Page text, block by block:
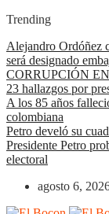
Trending
Alejandro Ordóñez
será designado
CORRUPCIÓN
23 hallazgos por
A los 85 años
colombiana
Petro develó su
Presidente Petro
electoral
agosto 6,